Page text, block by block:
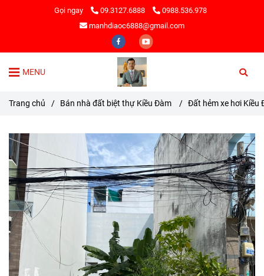
Gọi ngay 09.3127.6888
0988.536.978
manhdiaoc6888@gmail.com
MENU
Trang chủ / Bán nhà đất biệt thự Kiều Đàm / Đất hẻm xe hơi Kiều